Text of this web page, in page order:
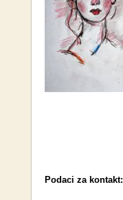
Podaci za kontakt: